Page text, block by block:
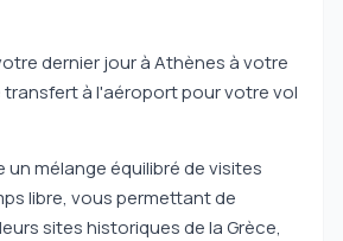
dernier jour à Athènes à votre
à l'aéroport pour votre vol
mélange équilibré de visites
libre, vous permettant de
sites historiques de la Grèce,